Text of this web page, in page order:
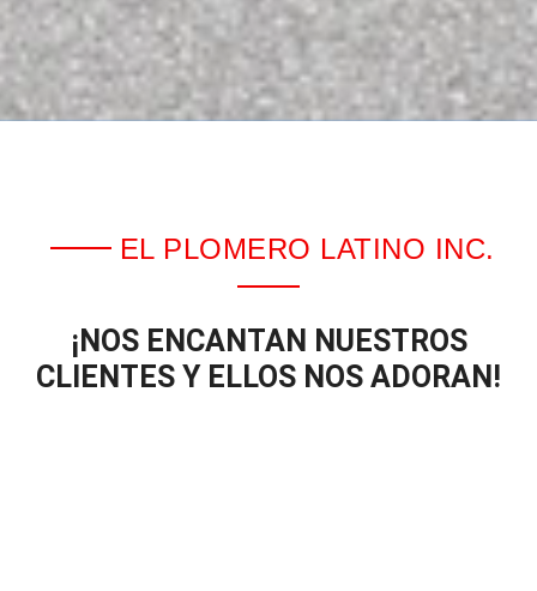
EL PLOMERO LATINO INC.
¡NOS ENCANTAN NUESTROS
CLIENTES Y ELLOS NOS ADORAN!